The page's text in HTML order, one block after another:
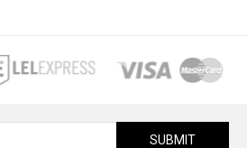
SUBMIT